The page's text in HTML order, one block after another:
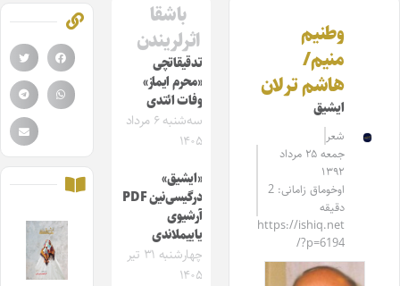
وطنیم‌
منیم‌/
هاشم ترلان
ایشیق
شعر
جمعه ۲۵ مرداد
۱۳۹۲
اوخوماق زامانی: 2
دقیقه
https://ishiq.net
/?p=6194
باشقا
اثرلریندن
تدقیقاتچی
«محرم ایماز»
وفات ائتدی
سه‌شنبه ۶ مرداد
۱۴۰۵
«ایشیق»
درگیسی‌نین PDF
آرشیوی
یاییملاندی
چهارشنبه ۳۱ تیر
۱۴۰۵